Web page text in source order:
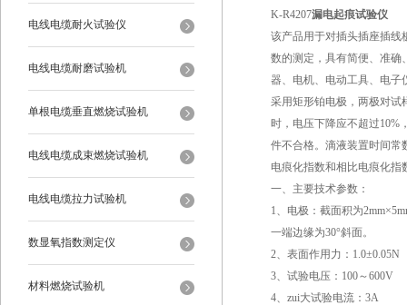
电线电缆耐火试验仪
电线电缆耐磨试验机
单根电缆垂直燃烧试验机
电线电缆成束燃烧试验机
电线电缆拉力试验机
数显氧指数测定仪
材料燃烧试验机
K-R4207漏电起痕试验仪
该产品用于对插头插座插线
数的测定，具有简便、准确
器、电机、电动工具、电子
采用矩形铂电极，两极对试
时，电压下降应不超过10%
件不合格。滴液装置时间常
电痕化指数和相比电痕化指
一、主要技术参数：
1、电极：截面积为
一端边缘为30°斜面。
2、表面作用力：1.0±0.05N
3、试验电压：100～600V
4、zui大试验电流：3A